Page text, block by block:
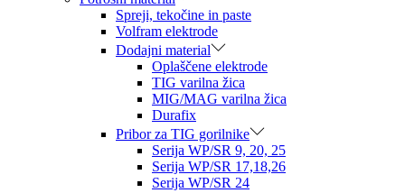
Spreji, tekočine in paste
Volfram elektrode
Dodajni material
Oplaščene elektrode
TIG varilna žica
MIG/MAG varilna žica
Durafix
Pribor za TIG gorilnike
Serija WP/SR 9, 20, 25
Serija WP/SR 17,18,26
Serija WP/SR 24